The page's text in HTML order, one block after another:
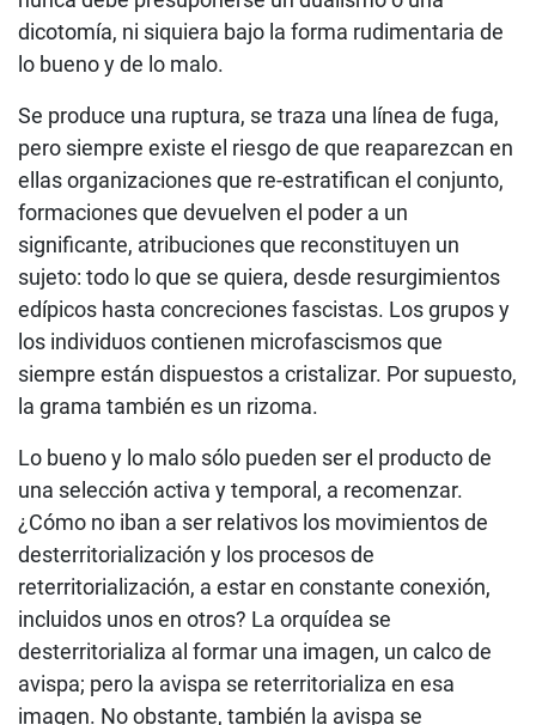
dicotomía, ni siquiera bajo la forma rudimentaria de
lo bueno y de lo malo.
Se produce una ruptura, se traza una línea de fuga,
pero siempre existe el riesgo de que reaparezcan en
ellas organizaciones que re-estratifican el conjunto,
formaciones que devuelven el poder a un
significante, atribuciones que reconstituyen un
sujeto: todo lo que se quiera, desde resurgimientos
edípicos hasta concreciones fascistas. Los grupos y
los individuos contienen microfascismos que
siempre están dispuestos a cristalizar. Por supuesto,
la grama también es un rizoma.
Lo bueno y lo malo sólo pueden ser el producto de
una selección activa y temporal, a recomenzar.
¿Cómo no iban a ser relativos los movimientos de
desterritorialización y los procesos de
reterritorialización, a estar en constante conexión,
incluidos unos en otros? La orquídea se
desterritorializa al formar una imagen, un calco de
avispa; pero la avispa se reterritorializa en esa
imagen. No obstante, también la avispa se